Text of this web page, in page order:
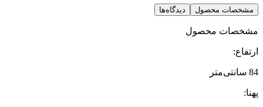
مشخصات محصول دیدگاه‌ها
مشخصات محصول
ارتفاع:
84 سانتی‌متر
پهنا: